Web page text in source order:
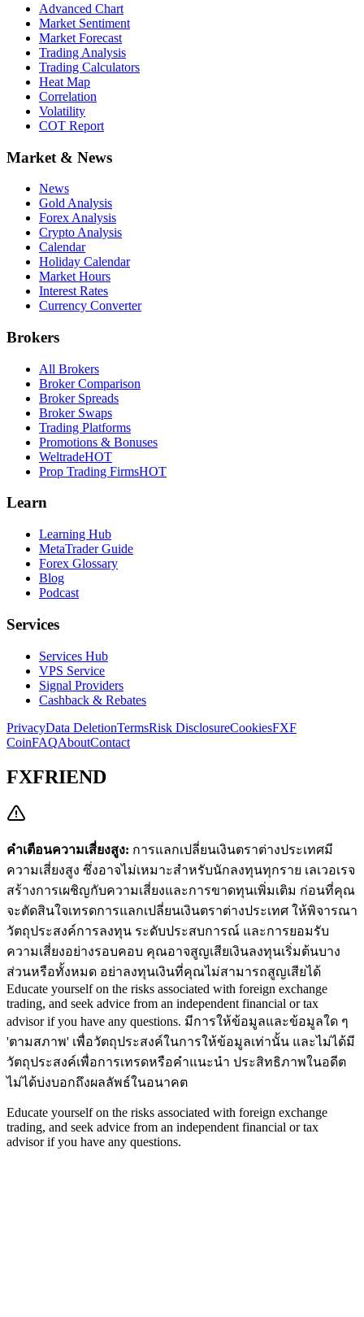
Advanced Chart
Market Sentiment
Market Forecast
Trading Analysis
Trading Calculators
Heat Map
Correlation
Volatility
COT Report
Market & News
News
Gold Analysis
Forex Analysis
Crypto Analysis
Calendar
Holiday Calendar
Market Hours
Interest Rates
Currency Converter
Brokers
All Brokers
Broker Comparison
Broker Spreads
Broker Swaps
Trading Platforms
Promotions & Bonuses
WeltradeHOT
Prop Trading FirmsHOT
Learn
Learning Hub
MetaTrader Guide
Forex Glossary
Blog
Podcast
Services
Services Hub
VPS Service
Signal Providers
Cashback & Rebates
PrivacyData DeletionTermsRisk DisclosureCookiesFXF
CoinFAQAboutContact
FXFRIEND
คำเตือนความเสี่ยงสูง: การแลกเปลี่ยนเงินตราต่างประเทศมี
ความเสี่ยงสูง ซึ่งอาจไม่เหมาะสำหรับนักลงทุนทุกราย เลเวอเรจ
สร้างการเผชิญกับความเสี่ยงและการขาดทุนเพิ่มเติม ก่อนที่คุณ
จะตัดสินใจเทรดการแลกเปลี่ยนเงินตราต่างประเทศ ให้พิจารณา
วัตถุประสงค์การลงทุน ระดับประสบการณ์ และการยอมรับ
ความเสี่ยงอย่างรอบคอบ คุณอาจสูญเสียเงินลงทุนเริ่มต้นบาง
ส่วนหรือทั้งหมด อย่าลงทุนเงินที่คุณไม่สามารถสูญเสียได้
Educate yourself on the risks associated with foreign exchange
trading, and seek advice from an independent financial or tax
advisor if you have any questions. มีการให้ข้อมูลและข้อมูลใด ๆ
'ตามสภาพ' เพื่อวัตถุประสงค์ในการให้ข้อมูลเท่านั้น และไม่ได้มี
วัตถุประสงค์เพื่อการเทรดหรือคำแนะนำ ประสิทธิภาพในอดีต
ไม่ได้บ่งบอกถึงผลลัพธ์ในอนาคต
Educate yourself on the risks associated with foreign exchange
trading, and seek advice from an independent financial or tax
advisor if you have any questions.